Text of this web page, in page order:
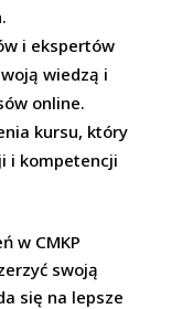
i ekspertów
wiedzą i
online.
kursu, który
i kompetencji
w CMKP
swoją
się na lepsze